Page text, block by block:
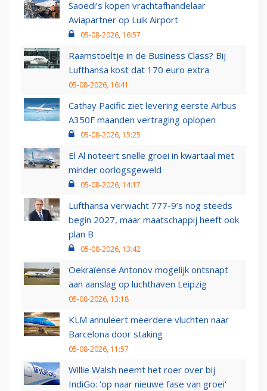
Saoedi’s kopen vrachtafhandelaar
Aviapartner op Luik Airport
05-08-2026, 16:57
Raamstoeltje in de Business Class? Bij
Lufthansa kost dat 170 euro extra
05-08-2026, 16:41
Cathay Pacific ziet levering eerste Airbus
A350F maanden vertraging oplopen
05-08-2026, 15:25
El Al noteert snelle groei in kwartaal met
minder oorlogsgeweld
05-08-2026, 14:17
Lufthansa verwacht 777-9’s nog steeds
begin 2027, maar maatschappij heeft ook
plan B
05-08-2026, 13:42
Oekraïense Antonov mogelijk ontsnapt
aan aanslag op luchthaven Leipzig
05-08-2026, 13:18
KLM annuleert meerdere vluchten naar
Barcelona door staking
05-08-2026, 11:57
Willie Walsh neemt het roer over bij
IndiGo: 'op naar nieuwe fase van groei'